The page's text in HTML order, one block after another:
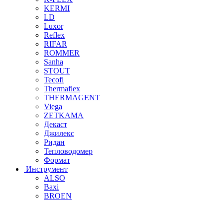
KERMI
LD
Luxor
Reflex
RIFAR
ROMMER
Sanha
STOUT
Tecofi
Thermaflex
THERMAGENT
Viega
ZETKAMA
Декаст
Джилекс
Ридан
Тепловодомер
Формат
Инструмент
ALSO
Baxi
BROEN